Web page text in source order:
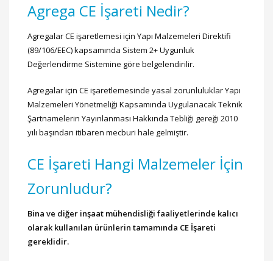
Agrega CE İşareti Nedir?
Agregalar CE işaretlemesi için Yapı Malzemeleri Direktifi
(89/106/EEC) kapsamında Sistem 2+ Uygunluk
Değerlendirme Sistemine göre belgelendirilir.
Agregalar için CE işaretlemesinde yasal zorunluluklar Yapı
Malzemeleri Yönetmeliği Kapsamında Uygulanacak Teknik
Şartnamelerin Yayınlanması Hakkında Tebliği gereği 2010
yılı başından itibaren mecburi hale gelmiştir.
CE İşareti Hangi Malzemeler İçin
Zorunludur?
Bina ve diğer inşaat mühendisliği faaliyetlerinde kalıcı
olarak kullanılan ürünlerin tamamında CE İşareti
gereklidir.